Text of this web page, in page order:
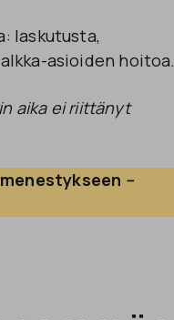
laskutusta,
asioiden hoitoa.
aika ei riittänyt
–